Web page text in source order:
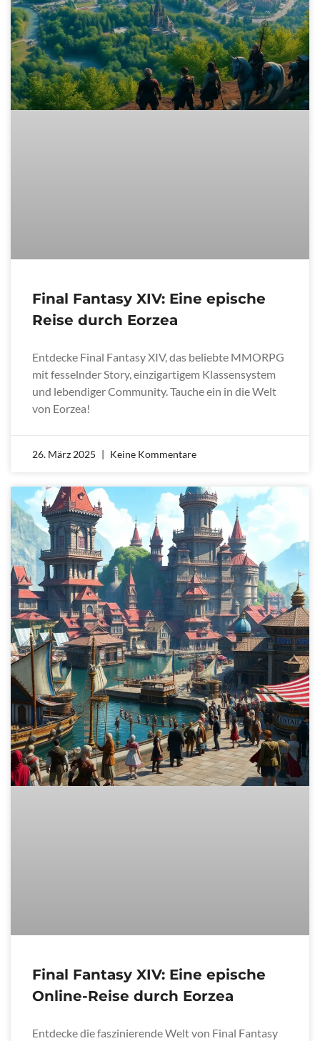
Final Fantasy XIV: Eine epische
Reise durch Eorzea
Entdecke Final Fantasy XIV, das beliebte MMORPG
mit fesselnder Story, einzigartigem Klassensystem
und lebendiger Community. Tauche ein in die Welt
von Eorzea!
26. März 2025 Keine Kommentare
Final Fantasy XIV: Eine epische
Online-Reise durch Eorzea
Entdecke die faszinierende Welt von Final Fantasy